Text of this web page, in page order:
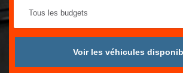
Voir les véhicules